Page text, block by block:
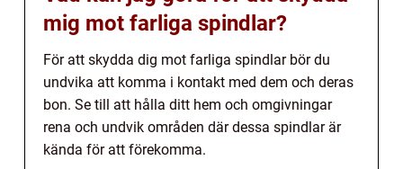
mig mot farliga spindlar?
För att skydda dig mot farliga spindlar bör du
undvika att komma i kontakt med dem och deras
bon. Se till att hålla ditt hem och omgivningar
rena och undvik områden där dessa spindlar är
kända för att förekomma.